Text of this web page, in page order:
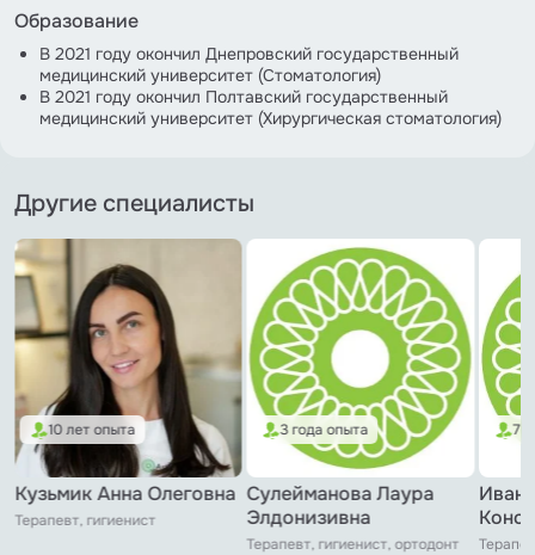
Образование
В 2021 году окончил Днепровский государственный
медицинский университет (Стоматология)
В 2021 году окончил Полтавский государственный
медицинский университет (Хирургическая стоматология)
Другие специалисты
10 лет опыта
Кузьмик Анна Олеговна
Терапевт, гигиенист
3 года опыта
Сулейманова Лаура
Элдонизивна
Терапевт, гигиенист, ортодонт
7